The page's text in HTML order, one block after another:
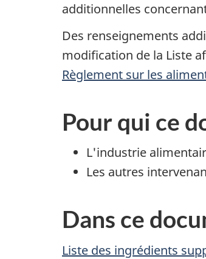
additionnelles
Des renseignements
modification de la Liste
Règlement sur les
Pour qui ce
L'industrie
Les autres
Dans ce
Liste des ingrédients